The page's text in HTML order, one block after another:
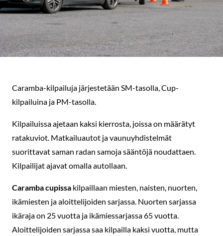
Caramba-kilpailuja järjestetään SM-tasolla, Cup-
kilpailuina ja PM-tasolla.
Kilpailuissa ajetaan kaksi kierrosta, joissa on määrätyt
ratakuviot. Matkailuautot ja vaunuyhdistelmät
suorittavat saman radan samoja sääntöjä noudattaen.
Kilpailijat ajavat omalla autollaan.
Caramba cupissa kilpaillaan miesten, naisten, nuorten,
ikämiesten ja aloittelijoiden sarjassa. Nuorten sarjassa
ikäraja on 25 vuotta ja ikämiessarjassa 65 vuotta.
Aloittelijoiden sarjassa saa kilpailla kaksi vuotta, mutta